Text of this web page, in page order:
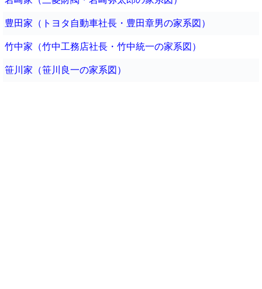
豊田家（トヨタ自動車社長・豊田章男の家系図）
竹中家（竹中工務店社長・竹中統一の家系図）
笹川家（笹川良一の家系図）